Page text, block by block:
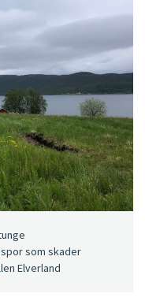
som skader
Elverland